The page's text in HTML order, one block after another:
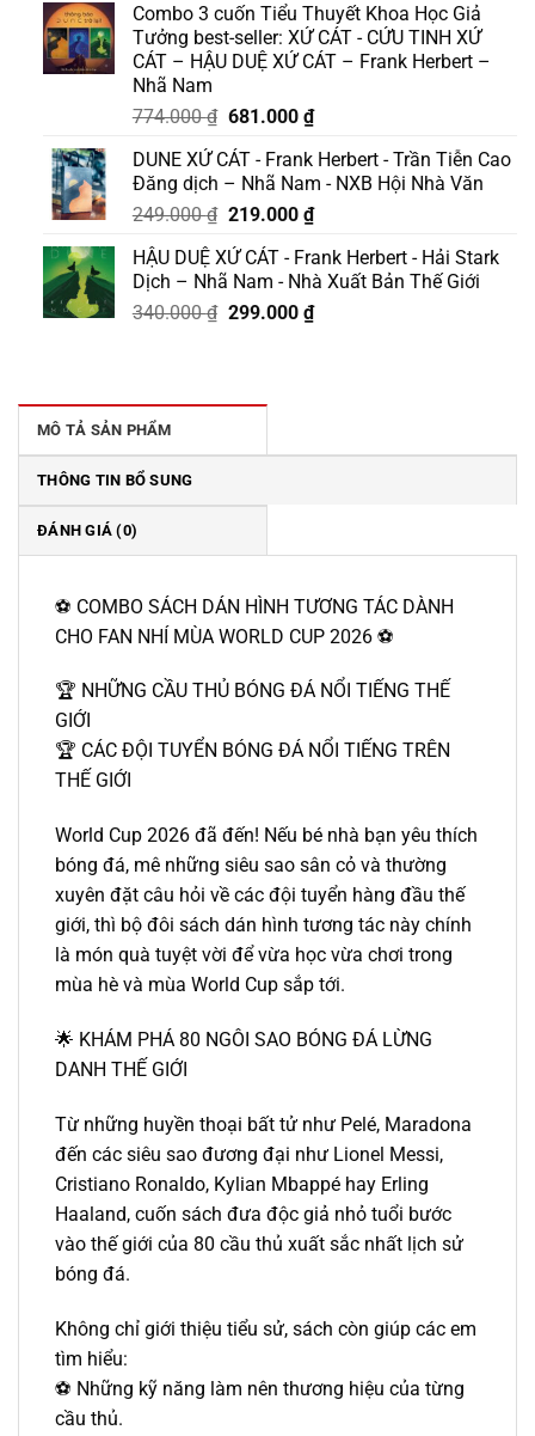
Combo 3 cuốn Tiểu Thuyết Khoa Học Giả
Tưởng best-seller: XỨ CÁT - CỨU TINH XỨ
CÁT – HẬU DUỆ XỨ CÁT – Frank Herbert –
Nhã Nam
774.000₫ Giá
là:
774.000 ₫.
681.000 ₫Giá
tại
là:
681.000 ₫.
DUNE XỨ CÁT - Frank Herbert - Trần Tiễn Cao
Đăng dịch – Nhã Nam - NXB Hội Nhà Văn
249.000₫ Giá
là:
249.000 ₫.
219.000 ₫Giá
tại
là:
219.000 ₫.
HẬU DUỆ XỨ CÁT - Frank Herbert - Hải Stark
Dịch – Nhã Nam - Nhà Xuất Bản Thế Giới
340.000₫ Giá
299.000 ₫Giá
MÔ TẢ SẢN PHẨM
THÔNG TIN BỔ SUNG
ĐÁNH GIÁ (0)
⚽ COMBO SÁCH DÁN HÌNH TƯƠNG TÁC DÀNH
CHO FAN NHÍ MÙA WORLD CUP 2026 ⚽
🏆 NHỮNG CẦU THỦ BÓNG ĐÁ NỔI TIẾNG THẾ
GIỚI
🏆 CÁC ĐỘI TUYỂN BÓNG ĐÁ NỔI TIẾNG TRÊN
THẾ GIỚI
World Cup 2026 đã đến! Nếu bé nhà bạn yêu thích
bóng đá, mê những siêu sao sân cỏ và thường
xuyên đặt câu hỏi về các đội tuyển hàng đầu thế
giới, thì bộ đôi sách dán hình tương tác này chính
là món quà tuyệt vời để vừa học vừa chơi trong
mùa hè và mùa World Cup sắp tới.
🌟 KHÁM PHÁ 80 NGÔI SAO BÓNG ĐÁ LỪNG
DANH THẾ GIỚI
Từ những huyền thoại bất tử như Pelé, Maradona
đến các siêu sao đương đại như Lionel Messi,
Cristiano Ronaldo, Kylian Mbappé hay Erling
Haaland, cuốn sách đưa độc giả nhỏ tuổi bước
vào thế giới của 80 cầu thủ xuất sắc nhất lịch sử
bóng đá.
Không chỉ giới thiệu tiểu sử, sách còn giúp các em
tìm hiểu:
⚽ Những kỹ năng làm nên thương hiệu của từng
cầu thủ.